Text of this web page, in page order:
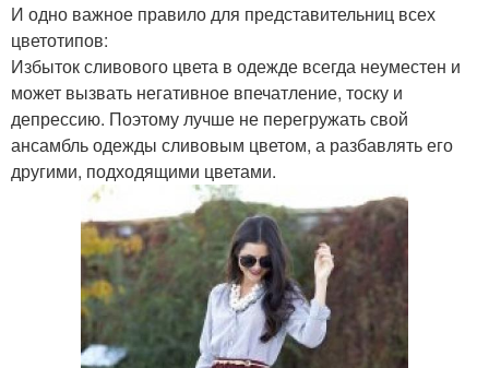
И одно важное правило для представительниц всех
цветотипов:
Избыток сливового цвета в одежде всегда неуместен и
может вызвать негативное впечатление, тоску и
депрессию. Поэтому лучше не перегружать свой
ансамбль одежды сливовым цветом, а разбавлять его
другими, подходящими цветами.